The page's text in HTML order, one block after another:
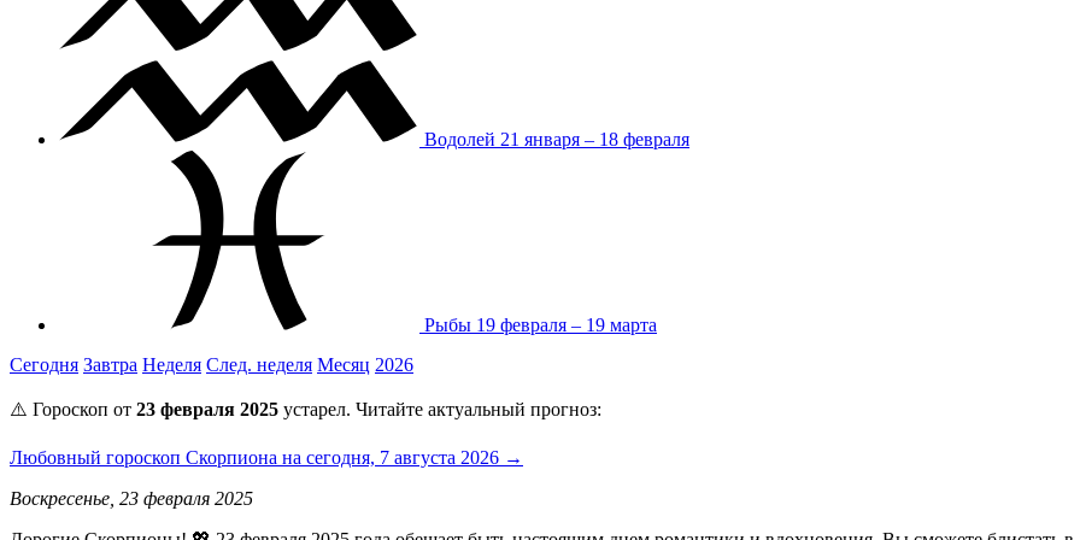
Водолей 21 января – 18 февраля
Рыбы 19 февраля – 19 марта
Сегодня Завтра Неделя След. неделя Месяц 2026
⚠️ Гороскоп от 23 февраля 2025 устарел. Читайте актуальный прогноз:
Любовный гороскоп Скорпиона на сегодня, 7 августа 2026 →
Воскресенье, 23 февраля 2025